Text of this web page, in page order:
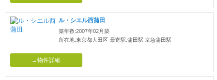
ル・シエル西蒲田
築年数:2007年02月築
所在地:東京都大田区 最寄駅:蒲田駅 京急蒲田駅
→物件詳細